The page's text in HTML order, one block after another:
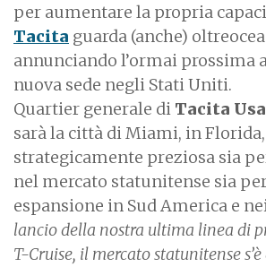
per aumentare la propria
Tacita guarda (anche)
annunciando l’ormai prossima
nuova sede negli Stati Uniti.
Quartier generale di Tacita
sarà la città di Miami, in Florida,
strategicamente preziosa sia
nel mercato statunitense sia
espansione in Sud America e
lancio della nostra ultima linea di
T-Cruise, il mercato statunitense